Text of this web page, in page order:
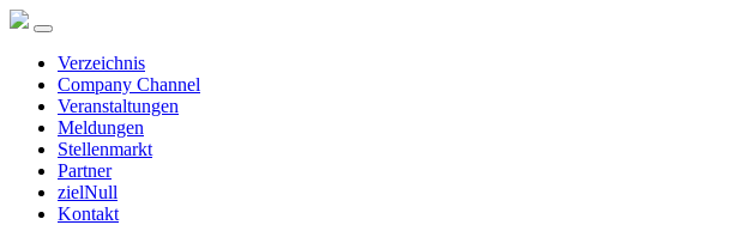
Verzeichnis
Company Channel
Veranstaltungen
Meldungen
Stellenmarkt
Partner
zielNull
Kontakt